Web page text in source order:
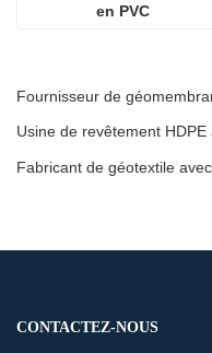
en PVC
CONTACTEZ-NOUS